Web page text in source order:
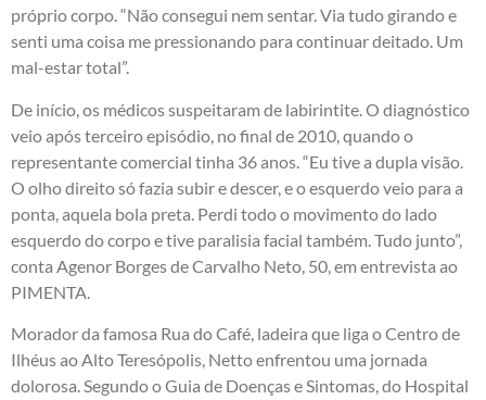
próprio corpo. “Não consegui nem sentar. Via tudo girando e
senti uma coisa me pressionando para continuar deitado. Um
mal-estar total”.
De início, os médicos suspeitaram de labirintite. O diagnóstico
veio após terceiro episódio, no final de 2010, quando o
representante comercial tinha 36 anos. “Eu tive a dupla visão.
O olho direito só fazia subir e descer, e o esquerdo veio para a
ponta, aquela bola preta. Perdi todo o movimento do lado
esquerdo do corpo e tive paralisia facial também. Tudo junto”,
conta Agenor Borges de Carvalho Neto, 50, em entrevista ao
PIMENTA.
Morador da famosa Rua do Café, ladeira que liga o Centro de
Ilhéus ao Alto Teresópolis, Netto enfrentou uma jornada
dolorosa. Segundo o Guia de Doenças e Sintomas, do Hospital